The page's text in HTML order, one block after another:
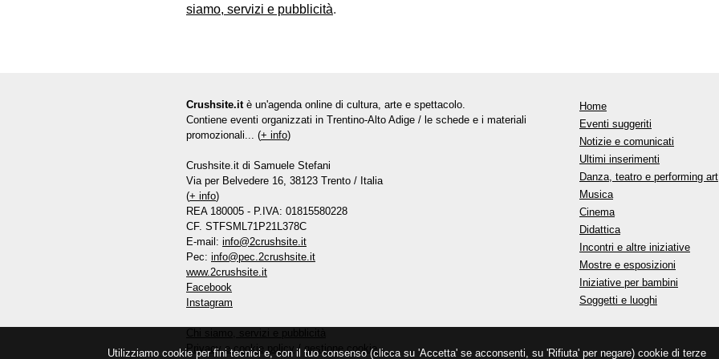
siamo, servizi e pubblicità.
Crushsite.it è un'agenda online di cultura, arte e spettacolo.
Contiene eventi organizzati in Trentino-Alto Adige / le schede e i materiali
promozionali... (+ info)
Crushsite.it di Samuele Stefani
Via per Belvedere 16, 38123 Trento / Italia
(+ info)
REA 180005 - P.IVA: 01815580228
CF. STFSML71P21L378C
E-mail: info@2crushsite.it
Pec: info@pec.2crushsite.it
www.2crushsite.it
Facebook
Instagram
Privacy e cookie policy / gestione cookie
Home
Eventi suggeriti
Notizie e comunicati
Ultimi inserimenti
Danza, teatro e performing art
Musica
Cinema
Didattica
Incontri e altre iniziative
Mostre e esposizioni
Iniziative per bambini
Soggetti e luoghi
Utilizziamo cookie per fini tecnici e, con il tuo consenso (clicca su 'Accetta' se acconsenti, su 'Rifiuta' per negare) cookie di terze